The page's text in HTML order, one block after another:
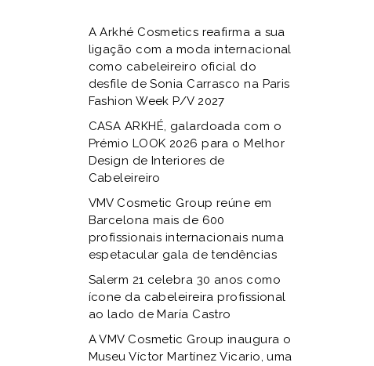
A Arkhé Cosmetics reafirma a sua
ligação com a moda internacional
como cabeleireiro oficial do
desfile de Sonia Carrasco na Paris
Fashion Week P/V 2027
CASA ARKHÉ, galardoada com o
Prémio LOOK 2026 para o Melhor
Design de Interiores de
Cabeleireiro
VMV Cosmetic Group reúne em
Barcelona mais de 600
profissionais internacionais numa
espetacular gala de tendências
Salerm 21 celebra 30 anos como
ícone da cabeleireira profissional
ao lado de María Castro
A VMV Cosmetic Group inaugura o
Museu Víctor Martínez Vicario, uma